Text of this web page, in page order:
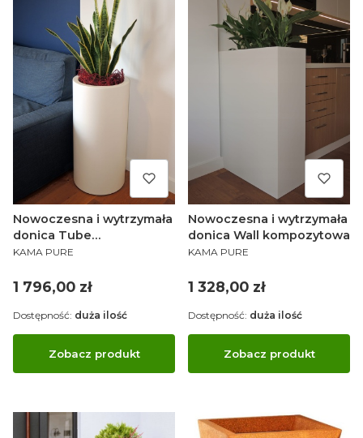
Nowoczesna i wytrzymała
donica Tube
kompozytowa
PRODUCENT
KAMA PURE
Cena
1 796,00 zł
Zobacz produkt
Dostępność: duża ilość
Nowoczesna i wytrzymała
donica Wall kompozytowa
PRODUCENT
KAMA PURE
Cena
1 328,00 zł
Zobacz produkt
Dostępność: duża ilość